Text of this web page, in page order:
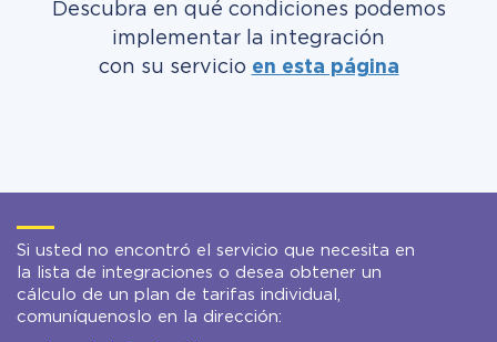
Descubra en qué condiciones podemos
implementar la integración
con su servicio en esta página
Si usted no encontró el servicio que necesita en
la lista de integraciones o desea obtener un
cálculo de un plan de tarifas individual,
comuníquenoslo en la dirección: